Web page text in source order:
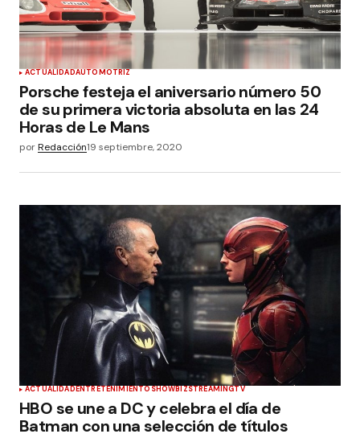
ACTUALIDADAUTOMOTRIZ
Porsche festeja el aniversario número 50
de su primera victoria absoluta en las 24
Horas de Le Mans
porRedacción19 septiembre, 2020
ACTUALIDADENTRETENIMIENTOSHOWBIZSTREAMINGTV
HBO se une a DC y celebra el día de
Batman con una selección de títulos